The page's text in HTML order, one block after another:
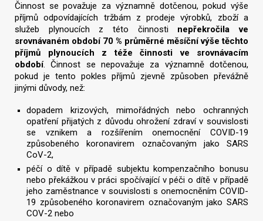
Činnost se považuje za významně dotčenou, pokud výše
příjmů odpovídajících tržbám z prodeje výrobků, zboží a
služeb plynoucích z této činnosti nepřekročila ve
srovnávaném období 70 % průměrné měsíční výše těchto
příjmů plynoucích z téže činnosti ve srovnávacím
období. Činnost se nepovažuje za významně dotčenou,
pokud je tento pokles příjmů zjevně způsoben převážně
jinými důvody, než:
dopadem krizových, mimořádných nebo ochranných
opatření přijatých z důvodu ohrožení zdraví v souvislosti
se vznikem a rozšířením onemocnění COVID-19
způsobeného koronavirem označovaným jako SARS
CoV-2,
péčí o dítě v případě subjektu kompenzačního bonusu
nebo překážkou v práci spočívající v péči o dítě v případě
jeho zaměstnance v souvislosti s onemocněním COVID-
19 způsobeného koronavirem označovaným jako SARS
COV-2 nebo